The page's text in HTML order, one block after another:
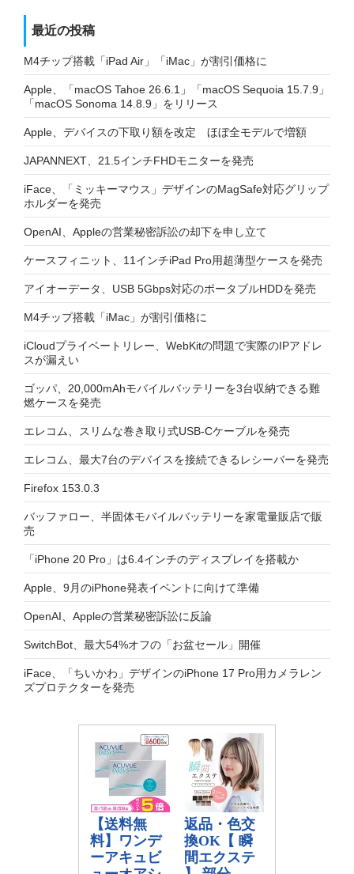
最近の投稿
M4チップ搭載「iPad Air」「iMac」が割引価格に
Apple、「macOS Tahoe 26.6.1」「macOS Sequoia 15.7.9」
「macOS Sonoma 14.8.9」をリリース
Apple、デバイスの下取り額を改定 ほぼ全モデルで増額
JAPANNEXT、21.5インチFHDモニターを発売
iFace、「ミッキーマウス」デザインのMagSafe対応グリップ
ホルダーを発売
OpenAI、Appleの営業秘密訴訟の却下を申し立て
ケースフィニット、11インチiPad Pro用超薄型ケースを発売
アイオーデータ、USB 5Gbps対応のポータブルHDDを発売
M4チップ搭載「iMac」が割引価格に
iCloudプライベートリレー、WebKitの問題で実際のIPアドレ
スが漏えい
ゴッパ、20,000mAhモバイルバッテリーを3台収納できる難
燃ケースを発売
エレコム、スリムな巻き取り式USB-Cケーブルを発売
エレコム、最大7台のデバイスを接続できるレシーバーを発売
Firefox 153.0.3
バッファロー、半固体モバイルバッテリーを家電量販店で販
売
「iPhone 20 Pro」は6.4インチのディスプレイを搭載か
Apple、9月のiPhone発表イベントに向けて準備
OpenAI、Appleの営業秘密訴訟に反論
SwitchBot、最大54%オフの「お盆セール」開催
iFace、「ちいかわ」デザインのiPhone 17 Pro用カメラレン
ズプロテクターを発売